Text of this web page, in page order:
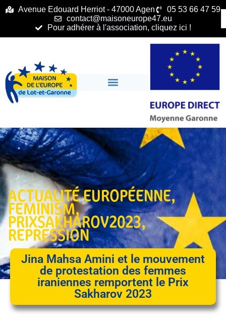
principalAvenue Edouard Herriot - 47000 Agen
05 53 66 47 59
contact@maisoneurope47.eu
Pour adhérer à l'association, cliquez ici !
ACTUALITÉ EUROPÉENNE,
FEMINISM,
PRIXSAKHAROV2023,
REPRESSION
Jina Mahsa Amini et le mouvement
de protestation des femmes
iraniennes remportent le Prix
Sakharov 2023